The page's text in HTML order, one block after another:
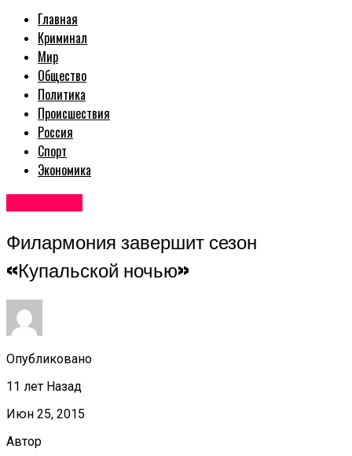
Главная
Криминал
Мир
Общество
Политика
Происшествия
Россия
Спорт
Экономика
Филармония завершит сезон
«Купальской ночью»
Опубликовано
11 лет Назад
Июн 25, 2015
Автор